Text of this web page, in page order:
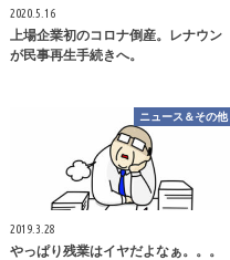
2020.5.16
上場企業初のコロナ倒産。レナウン
が民事再生手続きへ。
ニュース＆その他
2019.3.28
やっぱり残業はイヤだよなぁ。。。